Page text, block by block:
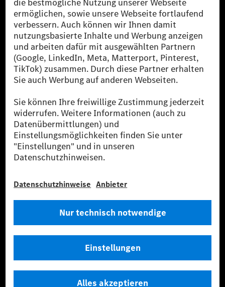
[1] Bilanziell CO₂-neutral bedeutet, dass nicht vermiedene oder nicht
reduzierte CO₂-Emissionen bei der Mercedes-Benz Group durch
zertifizierte Ausgleichsprojekte kompensiert werden.
[2] Renewable Charging ist ein integraler Bestandteil von MB.CHARGE
Public in Europa, den USA, Kanada und China. Sofern an der jeweiligen
Ladestation noch kein Strom aus erneuerbaren Energien vorliegt,
verwendet Renewable Charging Grünstromzertifikate*. Diese stellen
sicher, dass für Ladevorgänge über MB.CHARGE Public eine äquivalente
Strommenge aus erneuerbaren Energien ins Stromnetz eingespeist wird.
* Inkl. EKOenergy Ökolabel
* Die angegebenen Werte wurden nach dem vorgeschriebenen
Messverfahren WLTP (Worldwide harmonised Light vehicles Test
Procedure) ermittelt. Die angegebenen Spannweiten beziehen sich auf
den europäischen Markt. Der Energieverbrauch und der CO₂-Ausstoß
eines Pkw sind nicht nur von der effizienten Ausnutzung des Kraftstoffs
bzw. des Energieträgers durch den Pkw, sondern auch vom Fahrstil und
** Der Stromverbrauch wurde auf der Grundlage der VO 692/2008/EG
Fahrzeugkonfiguration.
*** Angaben zum Stromverbrauch und zur Reichweite sind vorläufig und
wurden intern nach Maßgabe der Zertifizierungsmethode „WLTP-
Typgenehmigung noch eine Konformitätsbescheinigung mit amtlichen